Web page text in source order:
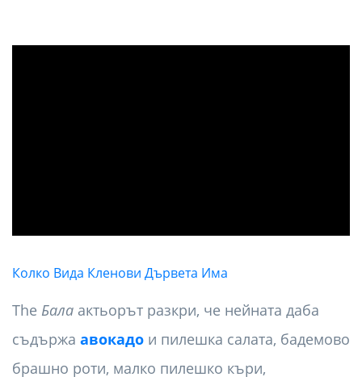
Колко Вида Кленови Дървета Има
The Бала актьорът разкри, че нейната даба
съдържа авокадо и пилешка салата, бадемово
брашно роти, малко пилешко къри,